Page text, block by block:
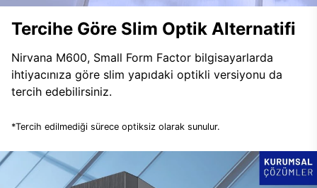
Tercihe Göre Slim Optik Alternatifi
Nirvana M600, Small Form Factor bilgisayarlarda
ihtiyacınıza göre slim yapıdaki optikli versiyonu da
tercih edebilirsiniz.
*Tercih edilmediği sürece optiksiz olarak sunulur.